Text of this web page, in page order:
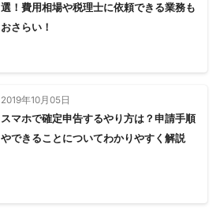
選！費用相場や税理士に依頼できる業務も
おさらい！
2019年10月05日
スマホで確定申告するやり方は？申請手順
やできることについてわかりやすく解説